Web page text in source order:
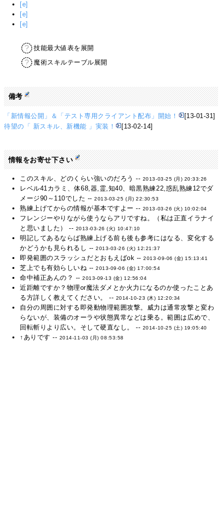
[e]
[e]
[e]
技能最大値表を展開
魔術スキルテーブル展開
備考
「新情報公開」＆「テスト専用クライアント配布」開始！
[13-01-31]
待望の「 新スキル、新機能 」実装！
[13-02-14]
情報をお寄せ下さい
このスキル、どのくらい強いのだろう -- 2013-03-25 (月) 20:33:26
レベル41カラミ、体68,器,霊,知40、暗黒熟練22,惑乱熟練12でダ
メージ90～110でした --2013-03-25 (月) 22:30:53
熟練上げてからの情報が基本ですよー -- 2013-03-26 (火) 10:02:04
フレンジーやりながら使うならアリですね。（私は正直イラナイ
と思いました） -- 2013-03-26 (火) 10:47:10
明記してあるならば熟練上げる前も後も参考にはなる、変化する
かどうかも見られるし --2013-03-26 (火) 12:21:37
即発範囲のスラッシュだとおもえばok --2013-09-06 (金) 15:13:41
芝上でも有効らしいね --2013-09-06 (金) 17:00:54
命中補正あんの？ --2013-09-13 (金) 12:56:04
近距離ですか？物理or魔法ダメとか火力になるのか使ったことあ
る方詳しく教えてください。 -- 2014-10-23 (木) 12:20:34
自分の周囲に対する即発動物理範囲攻撃。威力は通常攻撃と変わ
らないが、装備のオーラや状態異常などは乗る。範囲は広めで、
回転斬りより広い。そして硬直なし。 -- 2014-10-25 (土) 19:05:40
↑ありです -- 2014-11-03 (月) 08:53:58